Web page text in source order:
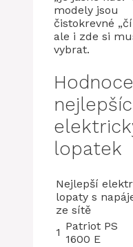
modely jsou
čistokrevné
ale i zde si
vybrat.
lopatek
Nejlepší
lopaty s
ze sítě
1 Patriot PS
1600 E